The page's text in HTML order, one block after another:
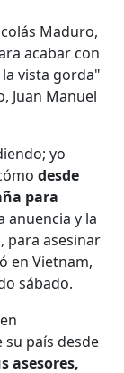
Maduro,
acabar con
vista gorda"
Juan Manuel
yo
desde
para
anuencia y la
para asesinar
en Vietnam,
sábado.
su país desde
asesores,